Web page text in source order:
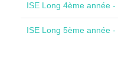
ISE Long 4ème année -
ISE Long 5ème année -